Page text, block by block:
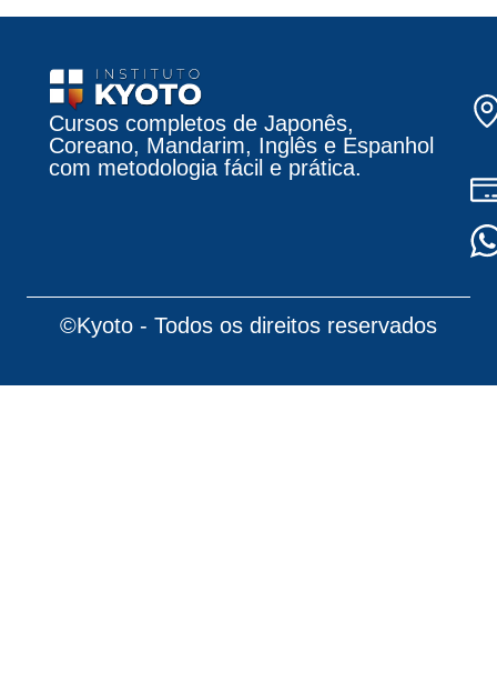
Cursos completos de Japonês,
Coreano, Mandarim, Inglês e Espanhol
com metodologia fácil e prática.
©Kyoto - Todos os direitos reservados